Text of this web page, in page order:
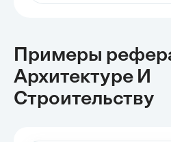
Примеры
Архитектуре И
Строительству